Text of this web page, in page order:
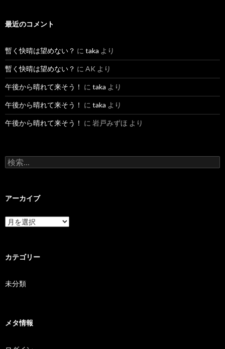
最近のコメント
暫く快晴は望めない？ に taka より
暫く快晴は望めない？ に AK より
午後から晴れて来そう！ に taka より
午後から晴れて来そう！ に taka より
午後から晴れて来そう！ に 岩戸みずほ より
検索:
アーカイブ
アーカイブ
カテゴリー
未分類
メタ情報